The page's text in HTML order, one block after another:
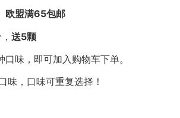
欧盟满65包邮
送5颗
味，即可加入购物车下单。
味，口味可重复选择！